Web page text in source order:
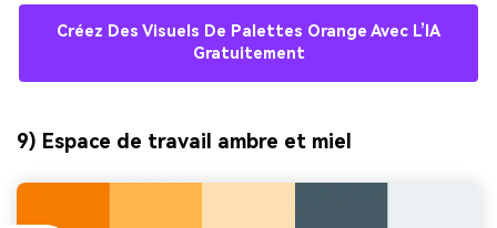
Créez Des Visuels De Palettes Orange Avec L’IA
Gratuitement
9) Espace de travail ambre et miel